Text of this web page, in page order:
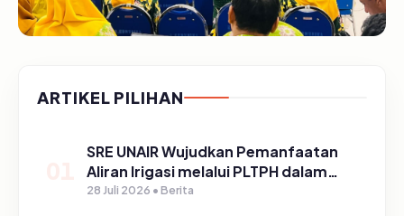
ARTIKEL PILIHAN
SRE UNAIR Wujudkan Pemanfaatan
Aliran Irigasi melalui PLTPH dalam
Program TIRTA PELITA di Desa
28 Juli 2026 • Berita